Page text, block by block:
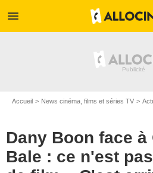
menu
Accueil News cinéma, films et séries TV
Dany Boon face
Bale : ce n'est